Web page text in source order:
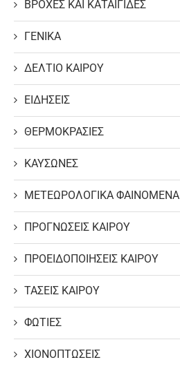
ΒΡΟΧΕΣ ΚΑΙ ΚΑΤΑΙΓΙΔΕΣ
ΓΕΝΙΚΑ
ΔΕΛΤΙΟ ΚΑΙΡΟΥ
ΕΙΔΗΣΕΙΣ
ΘΕΡΜΟΚΡΑΣΙΕΣ
ΚΑΥΣΩΝΕΣ
ΜΕΤΕΩΡΟΛΟΓΙΚΑ ΦΑΙΝΟΜΕΝΑ
ΠΡΟΓΝΩΣΕΙΣ ΚΑΙΡΟΥ
ΠΡΟΕΙΔΟΠΟΙΗΣΕΙΣ ΚΑΙΡΟΥ
ΤΑΣΕΙΣ ΚΑΙΡΟΥ
ΦΩΤΙΕΣ
ΧΙΟΝΟΠΤΩΣΕΙΣ